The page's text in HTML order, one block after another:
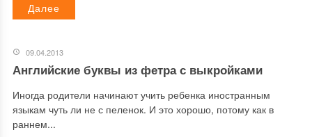
Далее
09.04.2013
Английские буквы из фетра с выкройками
Иногда родители начинают учить ребенка иностранным
языкам чуть ли не с пеленок. И это хорошо, потому как в
раннем...